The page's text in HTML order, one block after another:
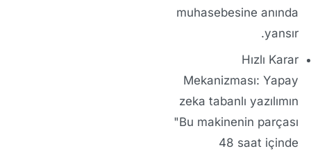
muhasebesine anında
yansır.
Hızlı Karar
Mekanizması: Yapay
zeka tabanlı yazılımın
"Bu makinenin parçası
48 saat içinde